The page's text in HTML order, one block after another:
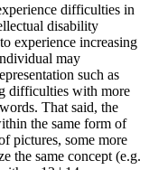
difficulties in
disability
experience increasing
may
such as
difficulties with more
That said, the
the same form of
pictures, some more
the same concept (e.g.